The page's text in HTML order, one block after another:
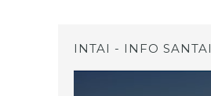
INTAI - INFO SANTAI